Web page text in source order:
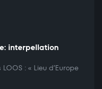
interpellation
: « Lieu d’Europe